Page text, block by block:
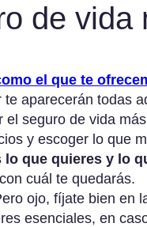
de vida
el que te
aparecerán todas
seguro de vida
y escoger lo que
que quieres y lo
cuál te quedarás.
ojo, fíjate bien en
esenciales, en